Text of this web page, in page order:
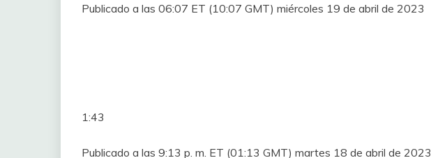
Publicado a las 06:07 ET (10:07 GMT) miércoles 19 de abril de 2023
1:43
Publicado a las 9:13 p. m. ET (01:13 GMT) martes 18 de abril de 2023